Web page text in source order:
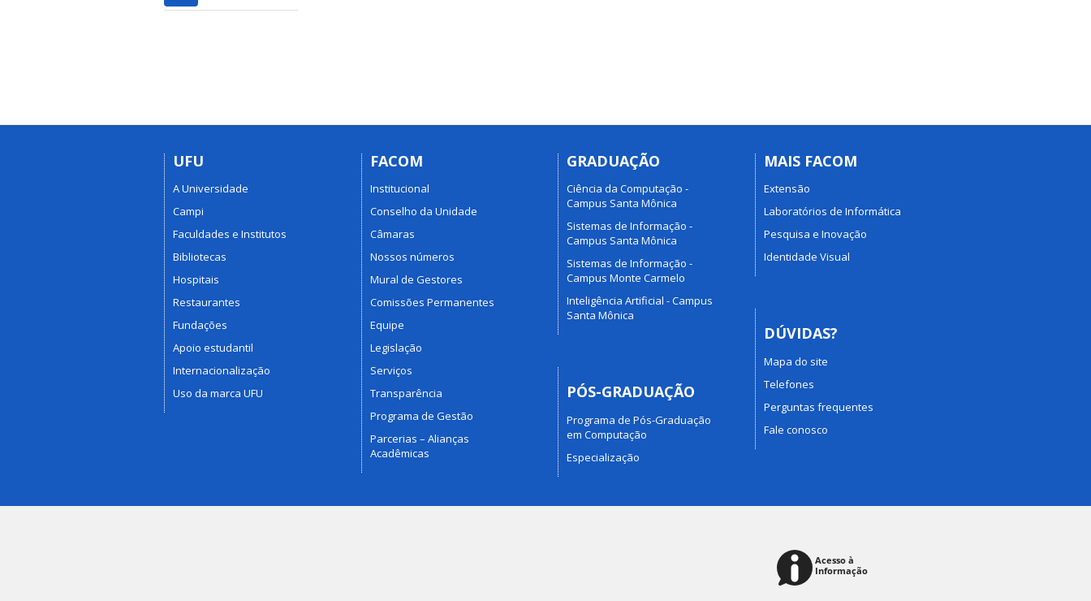
UFU
A Universidade
Campi
Faculdades e Institutos
Bibliotecas
Hospitais
Restaurantes
Fundações
Apoio estudantil
Internacionalização
Uso da marca UFU
FACOM
Institucional
Conselho da Unidade
Câmaras
Nossos números
Mural de Gestores
Comissões Permanentes
Equipe
Legislação
Serviços
Transparência
Programa de Gestão
Parcerias – Alianças
Acadêmicas
GRADUAÇÃO
Ciência da Computação -
Campus Santa Mônica
Sistemas de Informação -
Campus Santa Mônica
Sistemas de Informação -
Campus Monte Carmelo
Inteligência Artificial - Campus
Santa Mônica
PÓS-GRADUAÇÃO
Programa de Pós-Graduação
em Computação
Especialização
MAIS FACOM
Extensão
Laboratórios de Informática
Pesquisa e Inovação
Identidade Visual
DÚVIDAS?
Mapa do site
Telefones
Perguntas frequentes
Fale conosco